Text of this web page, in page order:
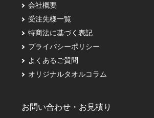
会社概要
受注先様一覧
特商法に基づく表記
プライバシーポリシー
よくあるご質問
オリジナルタオルコラム
お問い合わせ・お見積り